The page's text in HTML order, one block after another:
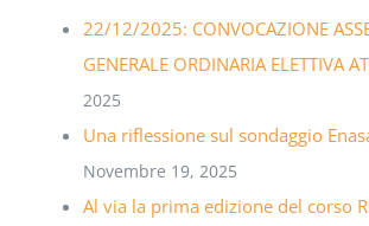
22/12/2025: CONVOCAZIONE
GENERALE ORDINARIA ELETTIVA
2025
Una riflessione sul sondaggio
Novembre 19, 2025
Al via la prima edizione del corso